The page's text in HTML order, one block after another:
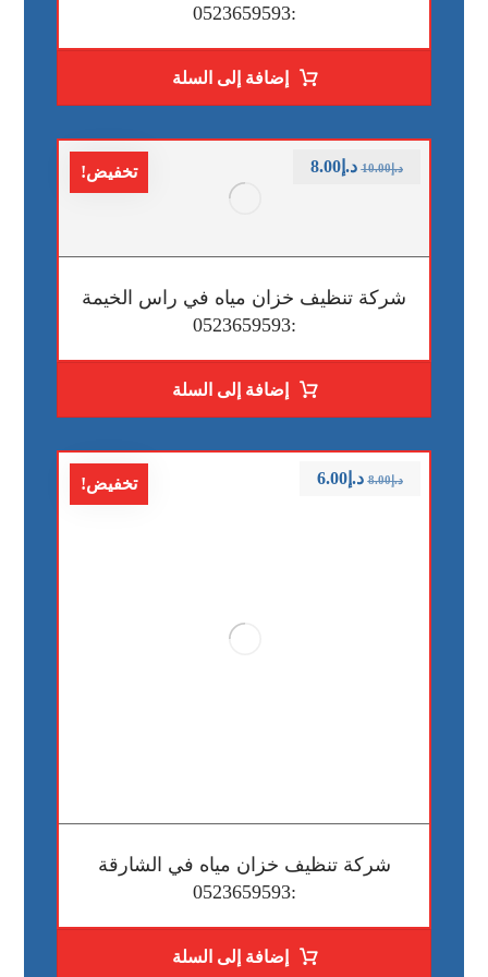
:0523659593
إضافة إلى السلة
تخفيض!
شركة تنظيف خزان مياه في راس الخيمة
:0523659593
د.إ10.00 د.إ8.00
إضافة إلى السلة
تخفيض!
شركة تنظيف خزان مياه في الشارقة
:0523659593
د.إ8.00 د.إ6.00
إضافة إلى السلة